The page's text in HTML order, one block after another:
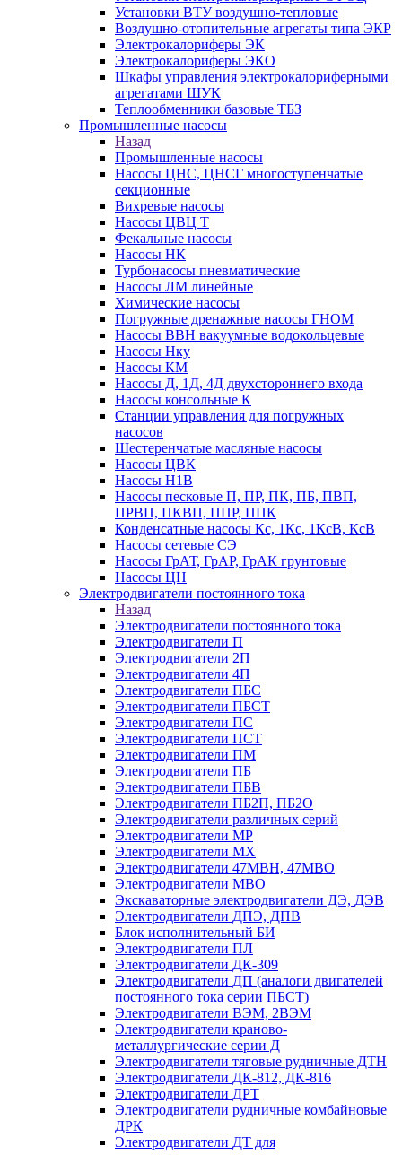
Установки ВТУ воздушно-тепловые
Воздушно-отопительные агрегаты типа ЭКР
Электрокалориферы ЭК
Электрокалориферы ЭКО
Шкафы управления электрокалориферными
агрегатами ШУК
Теплообменники базовые ТБЗ
Промышленные насосы
Назад
Промышленные насосы
Насосы ЦНС, ЦНСГ многоступенчатые
секционные
Вихревые насосы
Насосы ЦВЦ Т
Фекальные насосы
Насосы НК
Турбонасосы пневматические
Насосы ЛМ линейные
Химические насосы
Погружные дренажные насосы ГНОМ
Насосы ВВН вакуумные водокольцевые
Насосы Нку
Насосы КМ
Насосы Д, 1Д, 4Д двухстороннего входа
Насосы консольные К
Станции управления для погружных
насосов
Шестеренчатые масляные насосы
Насосы ЦВК
Насосы Н1В
Насосы песковые П, ПР, ПК, ПБ, ПВП,
ПРВП, ПКВП, ППР, ППК
Конденсатные насосы Кс, 1Кс, 1КсВ, КсВ
Насосы сетевые СЭ
Насосы ГрАТ, ГрАР, ГрАК грунтовые
Насосы ЦН
Электродвигатели постоянного тока
Назад
Электродвигатели постоянного тока
Электродвигатели П
Электродвигатели 2П
Электродвигатели 4П
Электродвигатели ПБС
Электродвигатели ПБСТ
Электродвигатели ПС
Электродвигатели ПСТ
Электродвигатели ПМ
Электродвигатели ПБ
Электродвигатели ПБВ
Электродвигатели ПБ2П, ПБ2О
Электродвигатели различных серий
Электродвигатели МР
Электродвигатели MX
Электродвигатели 47MBH, 47МВО
Электродвигатели MBO
Экскаваторные электродвигатели ДЭ, ДЭВ
Электродвигатели ДПЭ, ДПВ
Блок исполнительный БИ
Электродвигатели ПЛ
Электродвигатели ДК-309
Электродвигатели ДП (аналоги двигателей
постоянного тока серии ПБСТ)
Электродвигатели ВЭМ, 2ВЭМ
Электродвигатели краново-
металлургические серии Д
Электродвигатели тяговые рудничные ДТН
Электродвигатели ДК-812, ДК-816
Электродвигатели ДРТ
Электродвигатели рудничные комбайновые
ДРК
Электродвигатели ДТ для